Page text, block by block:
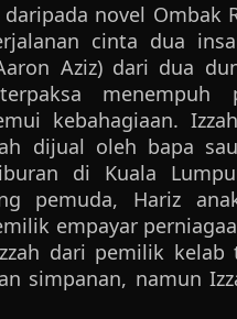
novel Ombak
cinta dua
Aziz) dari dua
menempuh
kebahagiaan.
dijual oleh bapa
di Kuala
pemuda, Hariz
empayar
dari pemilik kelab
simpanan, namun
untuk